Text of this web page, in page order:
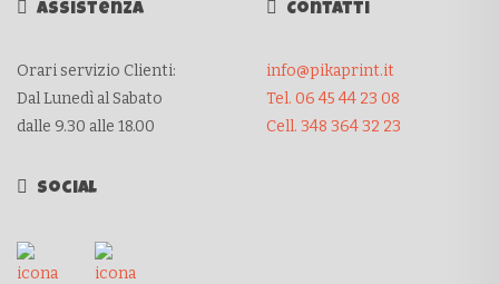
Assistenza
Orari servizio Clienti:
Dal Lunedì al Sabato
dalle 9.30 alle 18.00
Contatti
info@pikaprint.it
Tel. 06 45 44 23 08
Cell. 348 364 32 23
Social